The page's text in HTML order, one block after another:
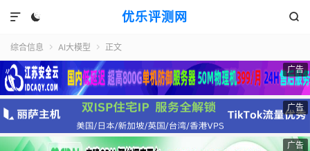
优乐评测网
 

综合信息  AI大模型  正文
广告
广告
广告